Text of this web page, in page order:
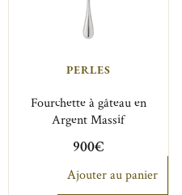
PERLES
Fourchette à gâteau en
Argent Massif
900€
Ajouter au panier